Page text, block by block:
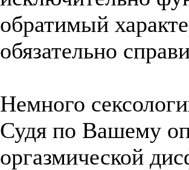
обратимый
обязательно
Немного
Судя по Вашему
оргазмической